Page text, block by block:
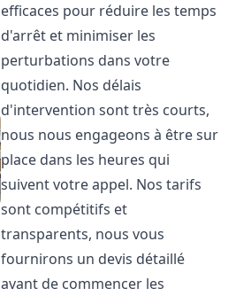
efficaces pour réduire les temps
d'arrêt et minimiser les
perturbations dans votre
quotidien. Nos délais
d'intervention sont très courts,
nous nous engageons à être sur
place dans les heures qui
suivent votre appel. Nos tarifs
sont compétitifs et
transparents, nous vous
fournirons un devis détaillé
avant de commencer les